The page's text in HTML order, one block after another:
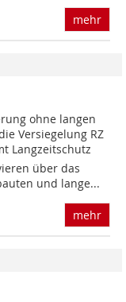
mehr
ohne langen
Versiegelung RZ
Langzeitschutz
über das
und lange...
mehr